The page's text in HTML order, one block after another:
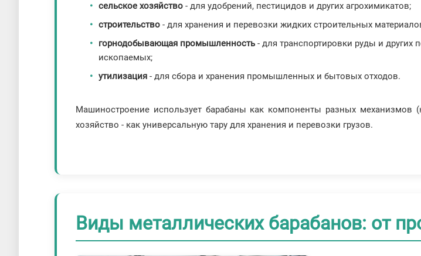
сельское хозяйство - для удобрений, пестицидов и других агрохимикатов;
строительство- для хранения и перевозки жидких строительных
горнодобывающая промышленность- для транспортировки руды и других
ископаемых;
утилизация- для сбора и хранения промышленных и бытовых отходов.
Машиностроение использует барабаны как компоненты разных механизмов
хозяйство - как универсальную тару для хранения и перевозки грузов.
Виды металлических барабанов: от